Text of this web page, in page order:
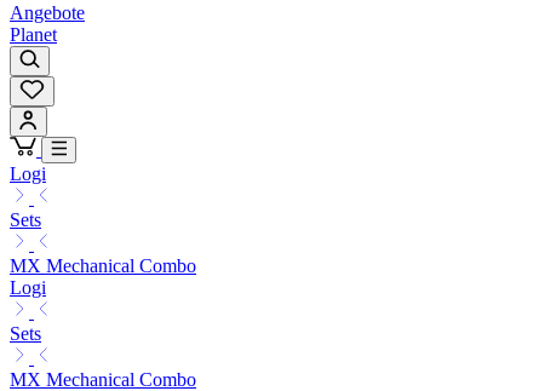
Angebote
Planet
Logi
Sets
MX Mechanical Combo
Logi
Sets
MX Mechanical Combo